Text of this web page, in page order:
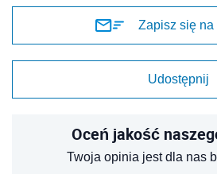
Zapisz się na
Udostępnij
Oceń jakość
Twoja opinia jest dla nas